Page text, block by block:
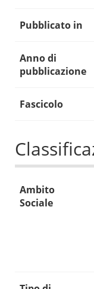
Pubblicato in
Anno di
pubblicazione
Fascicolo
Ambito
Sociale